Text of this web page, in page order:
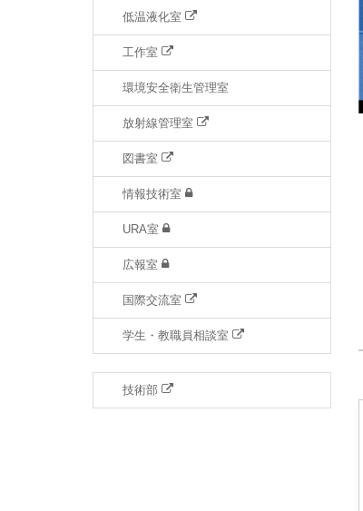
低温液化室
工作室
環境安全衛生管理室
放射線管理室
図書室
情報技術室
URA室
広報室
国際交流室
学生・教職員相談室
技術部